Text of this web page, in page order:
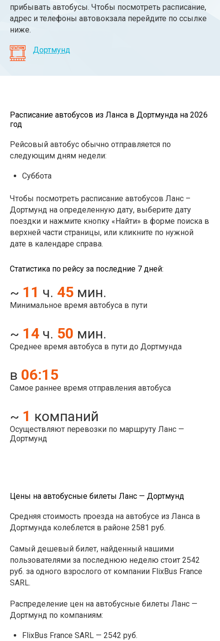
прибывать автобусы. Чтобы посмотреть расписание,
адрес и телефоны автовокзала перейдите по ссылке
ниже.
Дортмунд
Расписание автобусов из Ланса в Дортмунда на 2026
год
Рейсовый автобус обычно отправляется по
следующим дням недели:
Суббота
Чтобы посмотреть расписание автобусов Ланс –
Дортмунд на определенную дату, выберите дату
поездки и нажмите кнопку «Найти» в форме поиска в
верхней части страницы, или кликните по нужной
дате в календаре справа.
Статистика по рейсу за последние 7 дней:
~ 11 ч. 45 мин.
Минимальное время автобуса в пути
~ 14 ч. 50 мин.
Среднее время автобуса в пути до Дортмунда
в 06:15
Самое раннее время отправления автобуса
~ 1 компаний
Осуществляют перевозки по маршруту Ланс —
Дортмунд
Цены на автобусные билеты Ланс — Дортмунд
Средняя стоимость проезда на автобусе из Ланса в
Дортмунда колеблется в районе 2581 руб.
Самый дешевый билет, найденный нашими
пользователями за последнюю неделю стоит 2542
руб. за одного взрослого от компании FlixBus France
SARL.
Распределение цен на автобусные билеты Ланс —
Дортмунд по компаниям:
FlixBus France SARL — 2542 руб.